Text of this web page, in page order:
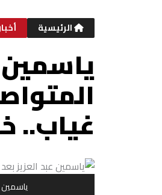
الرئيسية
ياسمين
غياب..
ياسمين